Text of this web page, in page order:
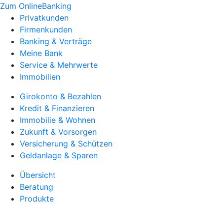
Zum OnlineBanking
Privatkunden
Firmenkunden
Banking & Verträge
Meine Bank
Service & Mehrwerte
Immobilien
Girokonto & Bezahlen
Kredit & Finanzieren
Immobilie & Wohnen
Zukunft & Vorsorgen
Versicherung & Schützen
Geldanlage & Sparen
Übersicht
Beratung
Produkte